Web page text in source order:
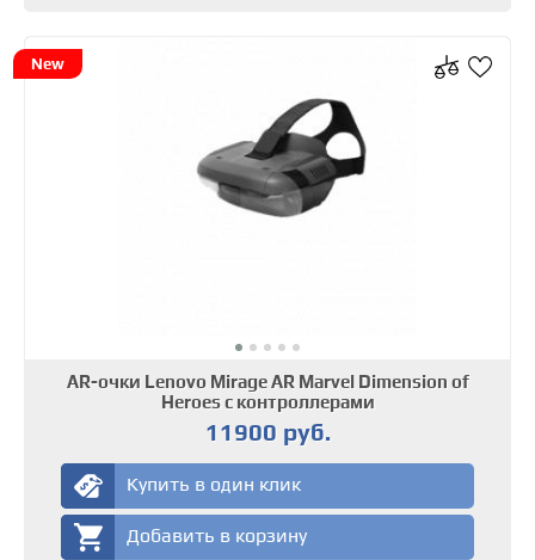
New
AR-очки Lenovo Mirage AR Marvel Dimension of
Heroes с контроллерами
11900 руб.
Купить в один клик
Добавить в корзину